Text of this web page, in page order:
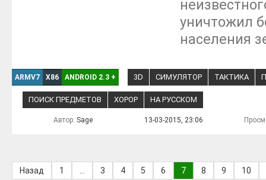
уничтожил
населения
ARMV7 X86 ANDROID 2.3 + 3D СИМУЛЯТОР ТАКТИКА
ПОИСК ПРЕДМЕТОВ ХОРОР НА РУССКОМ
Автор: Sage 13-03-2015, 23:06
Назад 1 3 4 5 6 7 8 9 10